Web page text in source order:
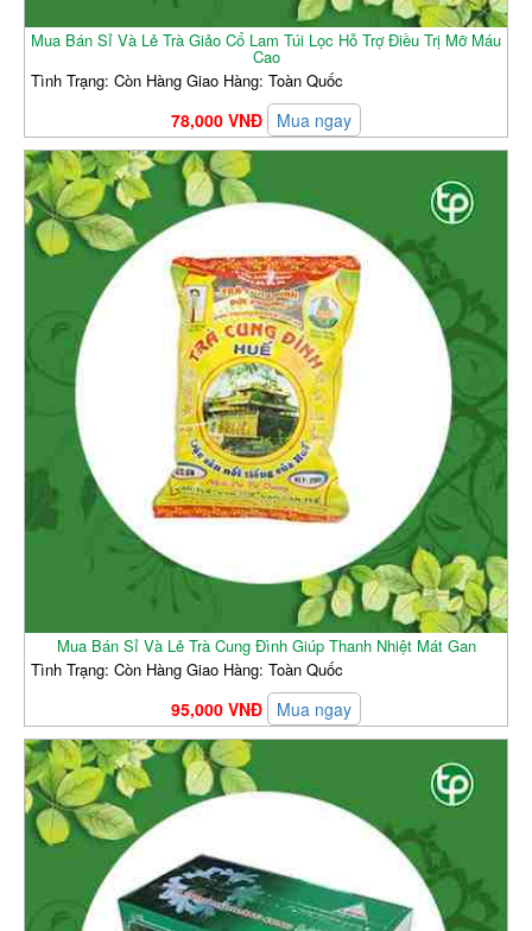
Mua Bán Sỉ Và Lẻ Trà Giảo Cổ Lam Túi Lọc Hỗ Trợ Điều Trị Mỡ Máu
Cao
Tình Trạng: Còn Hàng Giao Hàng: Toàn Quốc
78,000 VNĐ Mua ngay
Mua Bán Sỉ Và Lẻ Trà Cung Đình Giúp Thanh Nhiệt Mát Gan
Tình Trạng: Còn Hàng Giao Hàng: Toàn Quốc
95,000 VNĐ Mua ngay